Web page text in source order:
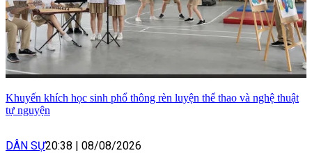
Khuyến khích học sinh phổ thông rèn luyện thể thao và nghệ thuật
tự nguyện
DÂN SỰ20:38 08/08/2026